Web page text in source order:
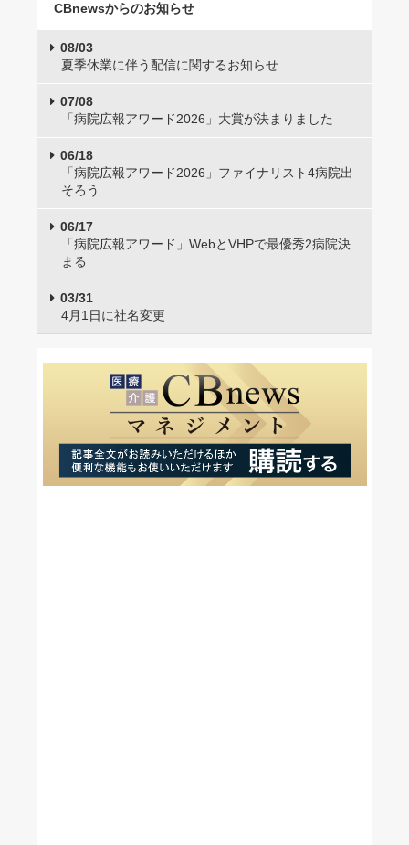
CBnewsからのお知らせ
08/03
夏季休業に伴う配信に関するお知らせ
07/08
「病院広報アワード2026」大賞が決まりました
06/18
「病院広報アワード2026」ファイナリスト4病院出
そろう
06/17
「病院広報アワード」WebとVHPで最優秀2病院決
まる
03/31
4月1日に社名変更